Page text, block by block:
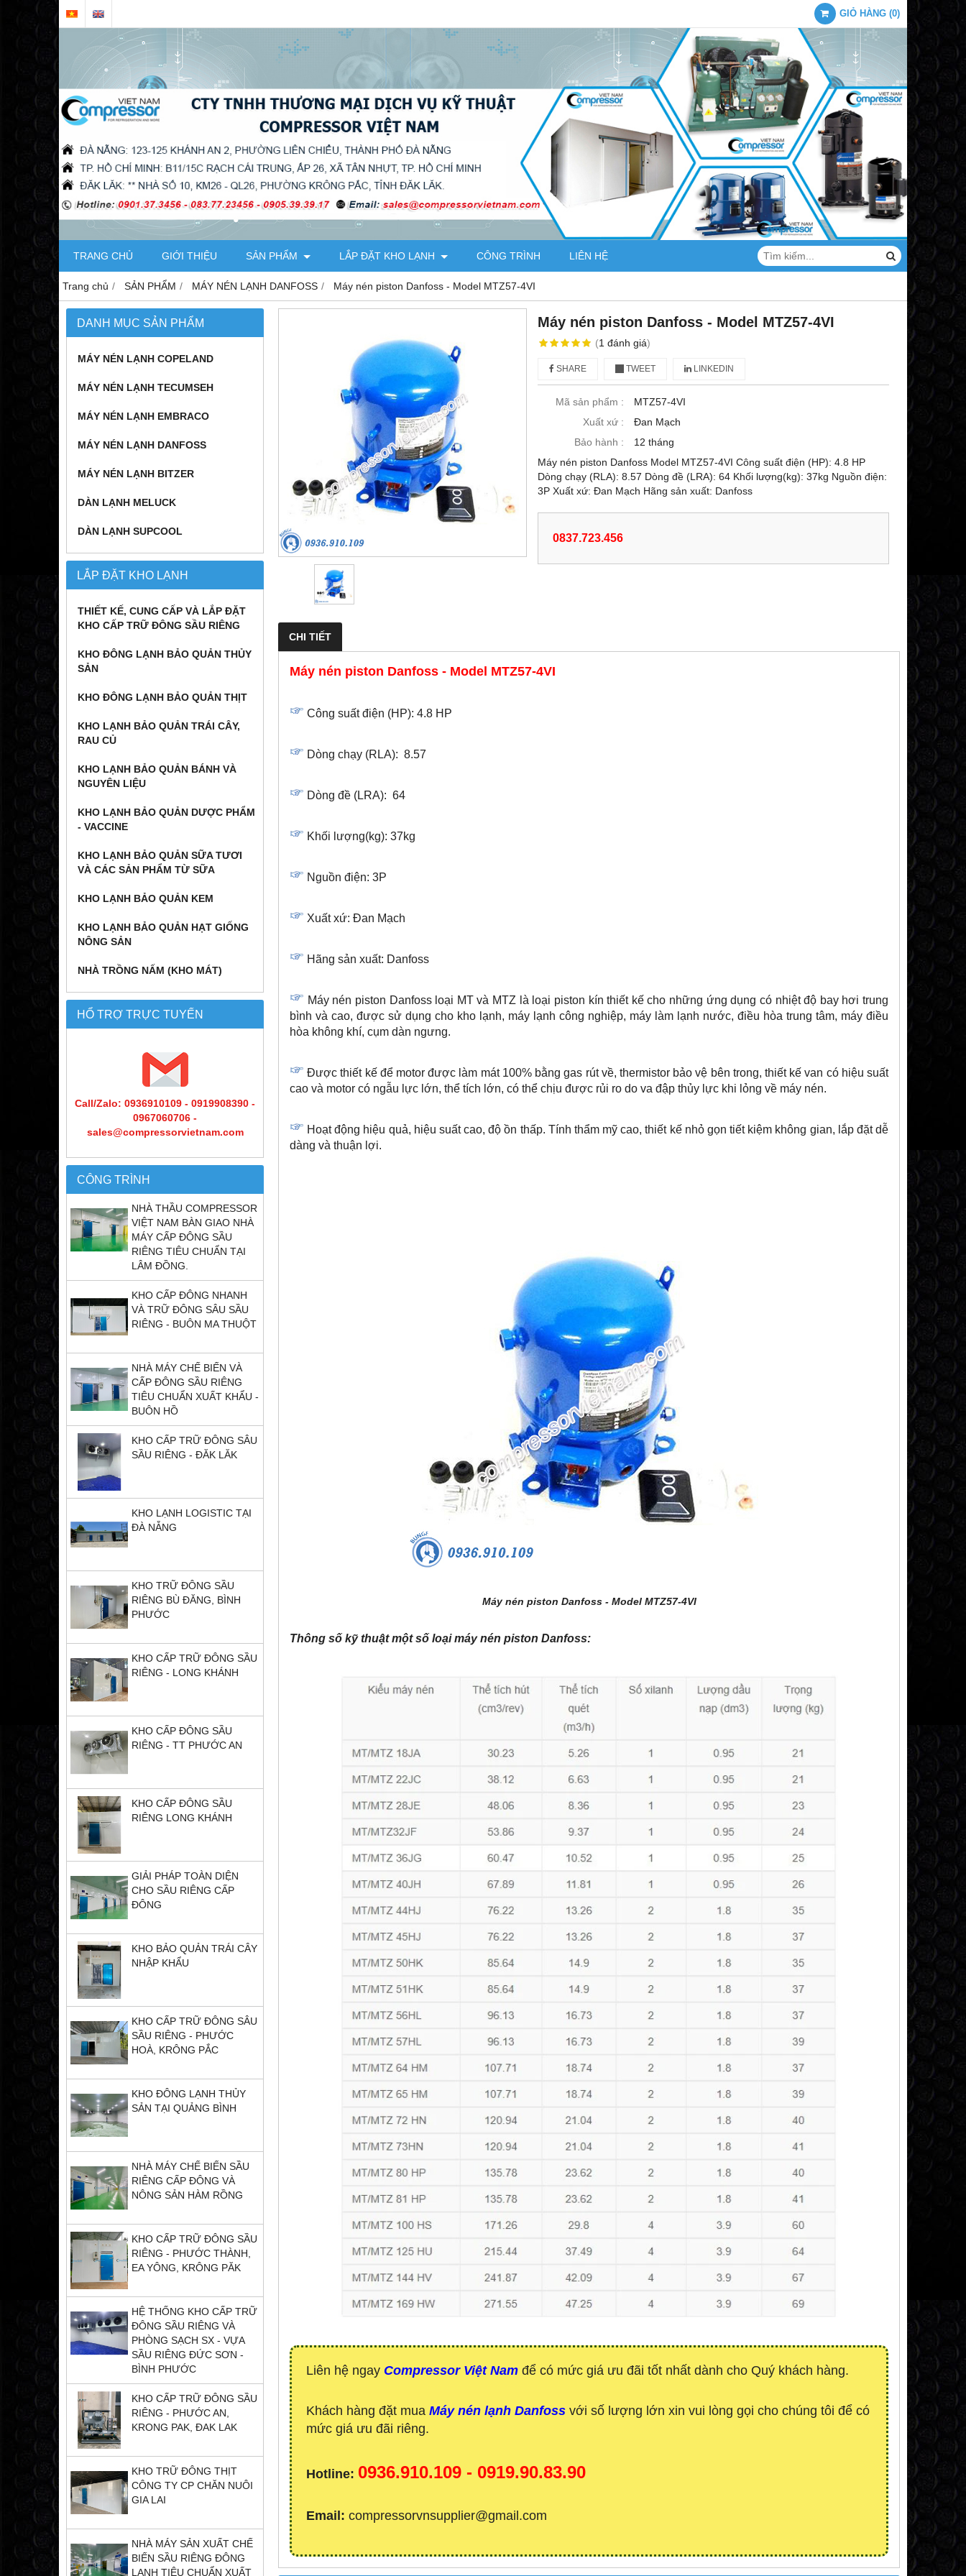
GIỎ HÀNG (0)
TRANG CHỦ GIỚI THIỆU SẢN PHẨM LẮP ĐẶT KHO LẠNH CÔNG TRÌNH LIÊN HỆ
Trang chủ SẢN PHẨM MÁY NÉN LẠNH DANFOSS Máy nén piston Danfoss - Model MTZ57-4VI
DANH MỤC SẢN PHẨM
MÁY NÉN LẠNH COPELAND
MÁY NÉN LẠNH TECUMSEH
MÁY NÉN LẠNH EMBRACO
MÁY NÉN LẠNH DANFOSS
MÁY NÉN LẠNH BITZER
DÀN LẠNH MELUCK
DÀN LẠNH SUPCOOL
LẮP ĐẶT KHO LẠNH
THIẾT KẾ, CUNG CẤP VÀ LẮP ĐẶT
KHO CẤP TRỮ ĐÔNG SẦU RIÊNG
KHO ĐÔNG LẠNH BẢO QUẢN THỦY
SẢN
KHO ĐÔNG LẠNH BẢO QUẢN THỊT
KHO LẠNH BẢO QUẢN TRÁI CÂY,
RAU CỦ
KHO LẠNH BẢO QUẢN BÁNH VÀ
NGUYÊN LIỆU
KHO LẠNH BẢO QUẢN DƯỢC PHẨM
- VACCINE
KHO LẠNH BẢO QUẢN SỮA TƯƠI
VÀ CÁC SẢN PHẨM TỪ SỮA
KHO LẠNH BẢO QUẢN KEM
KHO LẠNH BẢO QUẢN HẠT GIỐNG
NÔNG SẢN
NHÀ TRỒNG NẤM (KHO MÁT)
HỔ TRỢ TRỰC TUYẾN
Call/Zalo: 0936910109 - 0919908390 -
0967060706 -
sales@compressorvietnam.com
CÔNG TRÌNH
NHÀ THẦU COMPRESSOR
VIỆT NAM BÀN GIAO NHÀ
MÁY CẤP ĐÔNG SẦU
RIÊNG TIÊU CHUẨN TẠI
LÂM ĐỒNG.
KHO CẤP ĐÔNG NHANH
VÀ TRỮ ĐÔNG SÂU SẦU
RIÊNG - BUÔN MA THUỘT
NHÀ MÁY CHẾ BIẾN VÀ
CẤP ĐÔNG SẦU RIÊNG
TIÊU CHUẨN XUẤT KHẨU -
BUÔN HỒ
KHO CẤP TRỮ ĐÔNG SÂU
SẦU RIÊNG - ĐĂK LĂK
KHO LẠNH LOGISTIC TẠI
ĐÀ NẴNG
KHO TRỮ ĐÔNG SẦU
RIÊNG BÙ ĐĂNG, BÌNH
PHƯỚC
KHO CẤP TRỮ ĐÔNG SẦU
RIÊNG - LONG KHÁNH
KHO CẤP ĐÔNG SẦU
RIÊNG - TT PHƯỚC AN
KHO CẤP ĐÔNG SẦU
RIÊNG LONG KHÁNH
GIẢI PHÁP TOÀN DIỆN
CHO SẦU RIÊNG CẤP
ĐÔNG
KHO BẢO QUẢN TRÁI CÂY
NHẬP KHẨU
KHO CẤP TRỮ ĐÔNG SÂU
SẦU RIÊNG - PHƯỚC
HOÀ, KRÔNG PẮC
KHO ĐÔNG LẠNH THỦY
SẢN TẠI QUẢNG BÌNH
NHÀ MÁY CHẾ BIẾN SẦU
RIÊNG CẤP ĐÔNG VÀ
NÔNG SẢN HÀM RỒNG
KHO CẤP TRỮ ĐÔNG SẦU
RIÊNG - PHƯỚC THÀNH,
EA YÔNG, KRÔNG PĂK
HỆ THỐNG KHO CẤP TRỮ
ĐÔNG SẦU RIÊNG VÀ
PHÒNG SẠCH SX - VỰA
SẦU RIÊNG ĐỨC SƠN -
BÌNH PHƯỚC
KHO CẤP TRỮ ĐÔNG SẦU
RIÊNG - PHƯỚC AN,
KRONG PAK, ĐAK LAK
KHO TRỮ ĐÔNG THỊT
CÔNG TY CP CHĂN NUÔI
GIA LAI
NHÀ MÁY SẢN XUẤT CHẾ
BIẾN SẦU RIÊNG ĐÔNG
LẠNH TIÊU CHUẨN XUẤT
Máy nén piston Danfoss - Model MTZ57-4VI
(1 đánh giá)
SHARE TWEET LINKEDIN
Mã sản phẩm :
MTZ57-4VI
Xuất xứ :
Đan Mạch
Bảo hành :
12 tháng
Máy nén piston Danfoss Model MTZ57-4VI Công suất điện (HP): 4.8 HP
Dòng chạy (RLA): 8.57 Dòng đề (LRA): 64 Khối lượng(kg): 37kg Nguồn điện:
3P Xuất xứ: Đan Mạch Hãng sản xuất: Danfoss
0837.723.456
CHI TIẾT
Máy nén piston Danfoss - Model MTZ57-4VI
Công suất điện (HP): 4.8 HP
Dòng chạy (RLA): 8.57
Dòng đề (LRA): 64
Khối lượng(kg): 37kg
Nguồn điện: 3P
Xuất xứ: Đan Mạch
Hãng sản xuất: Danfoss
Máy nén piston Danfoss loại MT và MTZ là loại piston kín thiết kế cho những ứng dụng có nhiệt độ bay hơi trung
bình và cao, được sử dụng cho kho lạnh, máy lạnh công nghiệp, máy làm lạnh nước, điều hòa trung tâm, máy điều
hòa không khí, cụm dàn ngưng.
Được thiết kế để motor được làm mát 100% bằng gas rút về, thermistor bảo vệ bên trong, thiết kế van có hiệu suất
cao và motor có ngẫu lực lớn, thể tích lớn, có thể chịu được rủi ro do va đập thủy lực khi lỏng về máy nén.
Hoạt động hiệu quả, hiệu suất cao, độ ồn thấp. Tính thẩm mỹ cao, thiết kế nhỏ gọn tiết kiệm không gian, lắp đặt dễ
dàng và thuận lợi.
Máy nén piston Danfoss - Model MTZ57-4VI
Thông số kỹ thuật một số loại máy nén piston Danfoss:
Liên hệ ngay Compressor Việt Nam để có mức giá ưu đãi tốt nhất dành cho Quý khách hàng.
Khách hàng đặt mua Máy nén lạnh Danfoss với số lượng lớn xin vui lòng gọi cho chúng tôi để có
mức giá ưu đãi riêng.
Hotline: 0936.910.109 - 0919.90.83.90
Email: compressorvnsupplier@gmail.com